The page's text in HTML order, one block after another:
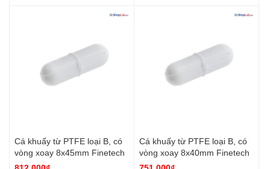
Cá khuấy từ PTFE loại B, có
vòng xoay 8x45mm Finetech
Cá khuấy từ PTFE loại B, có
vòng xoay 8x40mm Finetech